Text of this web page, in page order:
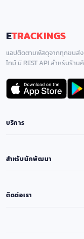
ETRACKINGS
แอปติดตามพัสดุจากทุกขนส่ง
ไทม์ มี REST API สำหรับร้าน
บริการ
Premium & Remove Ads
ค้นหารหัสไปรษณีย์
สำหรับนักพัฒนา
ขนส่งที่รองรับสำหรับ API
ติดต่อเรา